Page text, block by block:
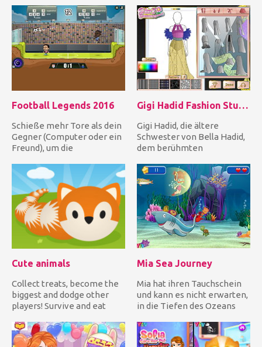
Football Legends 2016
Schieße mehr Tore als dein
Gegner (Computer oder ein
Freund), um die
ode...
Gigi Hadid Fashion Studio
Gigi Hadid, die ältere
Schwester von Bella Hadid,
dem berühmten
niederländisch-palästin...
Cute animals
Collect treats, become the
biggest and dodge other
players! Survive and eat
Mia Sea Journey
Mia hat ihren Tauchschein
und kann es nicht erwarten,
in die Tiefen des Ozeans